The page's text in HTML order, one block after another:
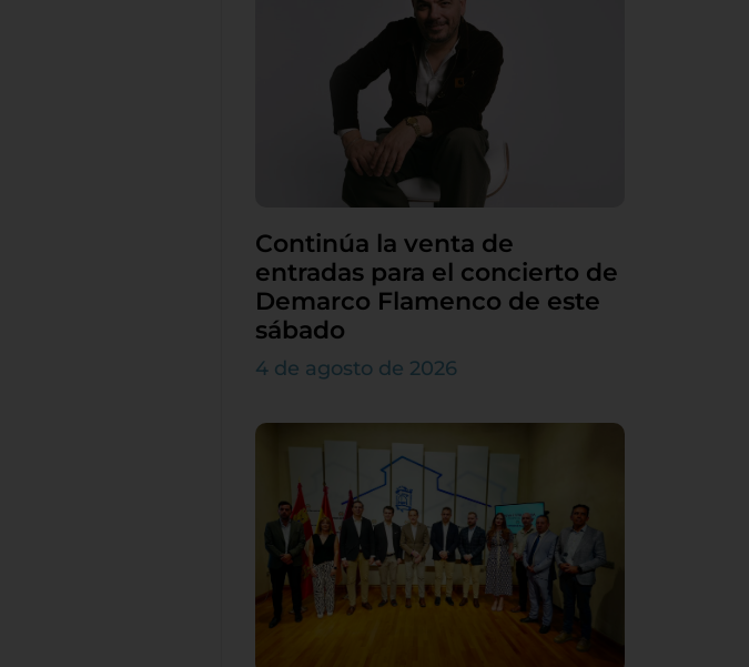
Continúa la venta de
entradas para el concierto de
Demarco Flamenco de este
sábado
4 de agosto de 2026